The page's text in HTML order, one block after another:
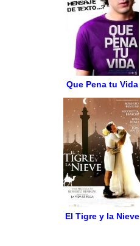
Que Pena tu Vida
El Tigre y la Nieve